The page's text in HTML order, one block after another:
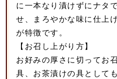
に一本なり漬けずにナタ
せ、まろやかな味に仕上
が特徴です。
【お召し上がり方】
お好みの厚さに切ってお
具、お茶漬けの具として